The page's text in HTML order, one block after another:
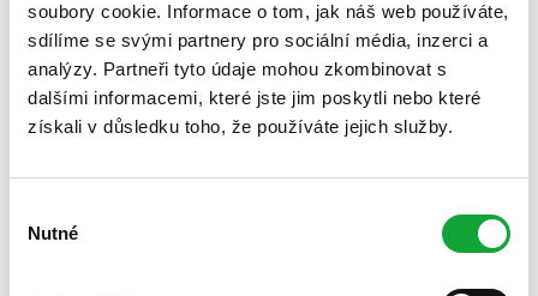
soubory cookie. Informace o tom, jak náš web používáte,
sdílíme se svými partnery pro sociální média, inzerci a
analýzy. Partneři tyto údaje mohou zkombinovat s
dalšími informacemi, které jste jim poskytli nebo které
získali v důsledku toho, že používáte jejich služby.
souhlasu
Nutné